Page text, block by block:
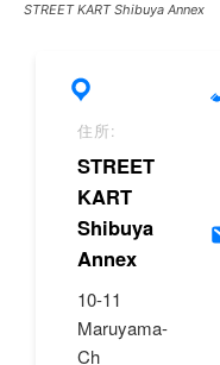
STREET KART Shibuya Annex
住所:
STREET
KART
Shibuya
Annex
10-11
Maruyama-
Ch